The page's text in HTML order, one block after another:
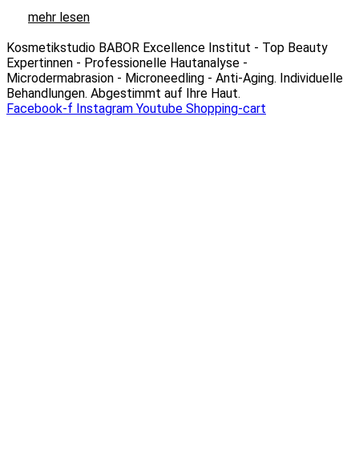
Kosmetikstudio BABOR Excellence Institut - Top Beauty
Expertinnen - Professionelle Hautanalyse -
Microdermabrasion - Microneedling - Anti-Aging. Individuelle
Behandlungen. Abgestimmt auf Ihre Haut.
Facebook-f Instagram Youtube Shopping-cart